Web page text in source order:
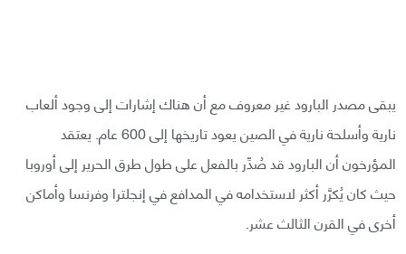
يبقى مصدر البارود غير معروف مع أن هناك إشارات إلى وجود ألعاب
نارية وأسلحة نارية في الصين يعود تاريخها إلى 600 عام. يعتقد
المؤرخون أن البارود قد صُدِّر بالفعل على طول طرق الحرير إلى أوروبا
حيث كان يُكرَّر أكثر لاستخدامه في المدافع في إنجلترا وفرنسا وأماكن
أخرى في القرن الثالث عشر.